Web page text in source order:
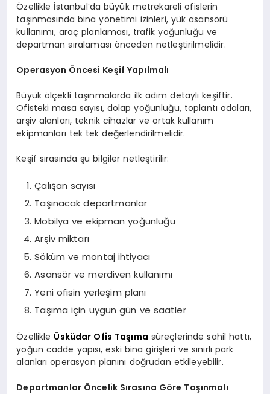
Özellikle İstanbul’da büyük metrekareli ofislerin
taşınmasında bina yönetimi izinleri, yük asansörü
kullanımı, araç planlaması, trafik yoğunluğu ve
departman sıralaması önceden netleştirilmelidir.
Operasyon Öncesi Keşif Yapılmalı
Büyük ölçekli taşınmalarda ilk adım detaylı keşiftir.
Ofisteki masa sayısı, dolap yoğunluğu, toplantı odaları,
arşiv alanları, teknik cihazlar ve ortak kullanım
ekipmanları tek tek değerlendirilmelidir.
Keşif sırasında şu bilgiler netleştirilir:
Çalışan sayısı
Taşınacak departmanlar
Mobilya ve ekipman yoğunluğu
Arşiv miktarı
Söküm ve montaj ihtiyacı
Asansör ve merdiven kullanımı
Yeni ofisin yerleşim planı
Taşıma için uygun gün ve saatler
Özellikle Üsküdar Ofis Taşıma süreçlerinde sahil hattı,
yoğun cadde yapısı, eski bina girişleri ve sınırlı park
alanları operasyon planını doğrudan etkileyebilir.
Departmanlar Öncelik Sırasına Göre Taşınmalı